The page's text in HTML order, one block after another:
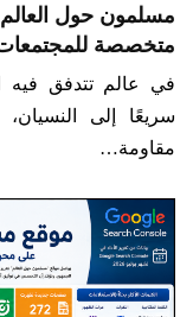
متخصصة
في عالم تتدفق فيه
سريعًا إلى
مقاومة…